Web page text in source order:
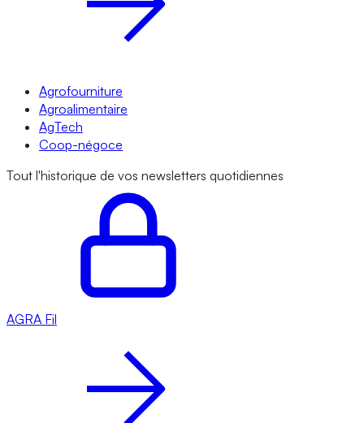
Agrofourniture
Agroalimentaire
AgTech
Coop-négoce
Tout l'historique de vos newsletters quotidiennes
AGRA Fil